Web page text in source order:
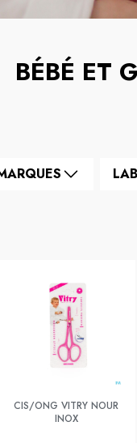
BÉBÉ ET
CIS/ONG VITRY NOUR
INOX